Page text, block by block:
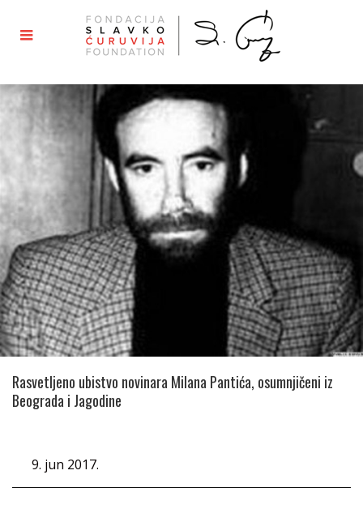
Rasvetljeno ubistvo novinara Milana Pantića, osumnjičeni iz
Beograda i Jagodine
9. jun 2017.